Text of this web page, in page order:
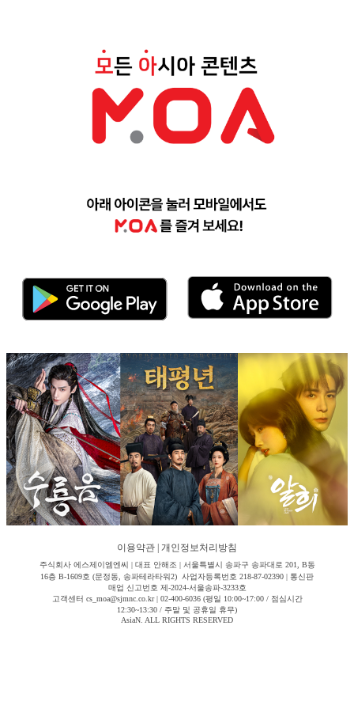
이용약관 개인정보처리방침
주식회사 에스제이엠엔씨 | 대표 안해조 | 서울특별시 송파구 송파대로 201, B동
16층 B-1609호 (문정동, 송파테라타워2) 사업자등록번호 218-87-02390 | 통신판
매업 신고번호 제-2024-서울송파-3233호
고객센터 cs_moa@sjmnc.co.kr | 02-400-6036 (평일 10:00~17:00 / 점심시간
12:30~13:30 / 주말 및 공휴일 휴무)
AsiaN. ALL RIGHTS RESERVED